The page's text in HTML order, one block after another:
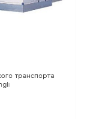
транспорта